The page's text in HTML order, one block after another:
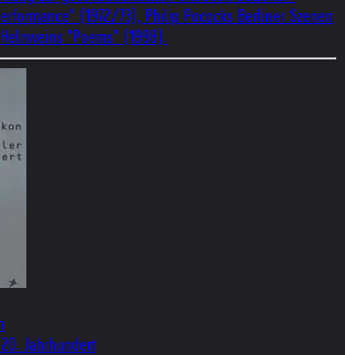
(1972/73), Philip Pococks Berliner Szenen
"Poems" (1998).
Jahrhundert